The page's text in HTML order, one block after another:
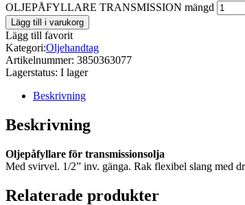
OLJEPÅFYLLARE TRANSMISSION mängd
Lägg till i varukorg
Lägg till favorit
Kategori:Oljehandtag
Artikelnummer: 3850363077
Lagerstatus: I lager
Beskrivning
Beskrivning
Oljepåfyllare för transmissionsolja
Med svirvel. 1/2” inv. gänga. Rak flexibel slang med
Relaterade produkter